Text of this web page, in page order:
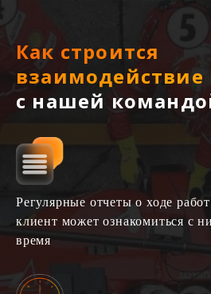
Как строится
взаимодействие
с нашей
Регулярные отчеты о ходе
клиент может ознакомиться с
время